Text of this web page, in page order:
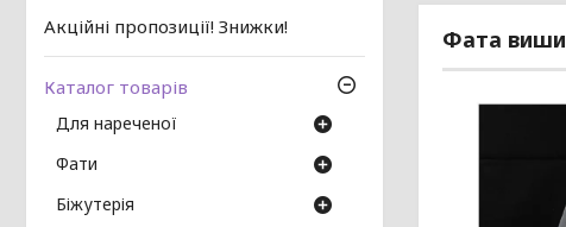
Фата
Акційні пропозиції! Знижки!
Каталог товарів
Для нареченої
Фати
Біжутерія